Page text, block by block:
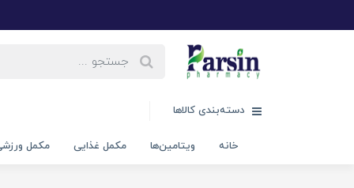
دسته‌بندی کالاها
خانه ویتامین‌ها مکمل غذایی مکمل